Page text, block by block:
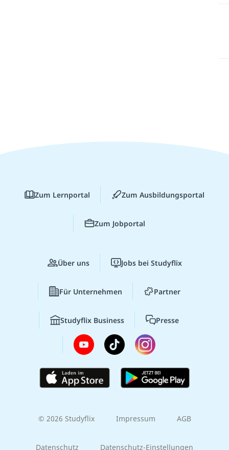
Zum Lernportal Zum Ausbildungsportal
Zum Jobportal
Über uns Jobs bei Studyflix
Für Unternehmen Partner
Studyflix Business Presse
© 2026 Studyflix Impressum AGB
Datenschutz Datenschutz-Einstellungen